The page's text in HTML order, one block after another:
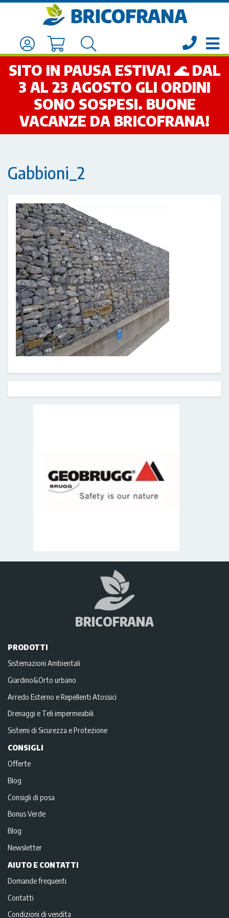
SITO IN PAUSA ESTIVA! 🌊 DAL
3 AL 23 AGOSTO GLI ORDINI
SONO SOSPESI. BUONE
VACANZE DA BRICOFRANA!
Gabbioni_2
BRICOFRANA
PRODOTTI
Sistemazioni Ambientali
Giardino&Orto urbano
Arredo Esterno e Repellenti Atossici
Drenaggi e Teli impermeabili
Sistemi di Sicurezza e Protezione
CONSIGLI
Offerte
Blog
Consigli di posa
Bonus Verde
Blog
Newsletter
AIUTO E CONTATTI
Domande frequenti
Contatti
Condizioni di vendita